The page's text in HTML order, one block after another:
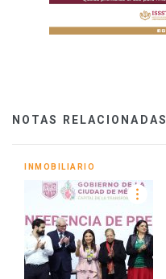
NOTAS RELACIONADAS
INMOBILIARIO